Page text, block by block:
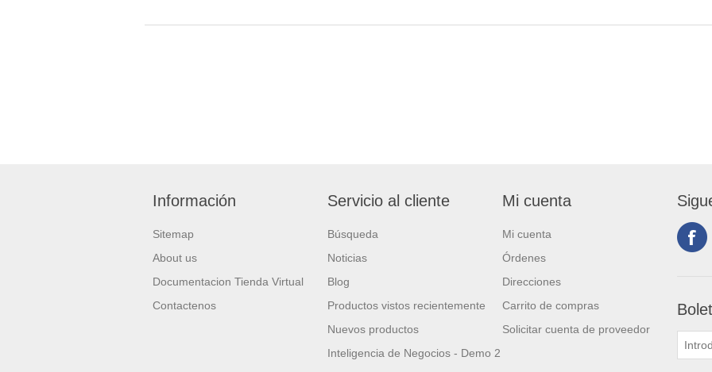
Información
Sitemap
About us
Documentacion Tienda Virtual
Contactenos
Servicio al cliente
Búsqueda
Noticias
Blog
Productos vistos recientemente
Nuevos productos
Inteligencia de Negocios - Demo 2
Mi cuenta
Mi cuenta
Órdenes
Direcciones
Carrito de compras
Solicitar cuenta de proveedor